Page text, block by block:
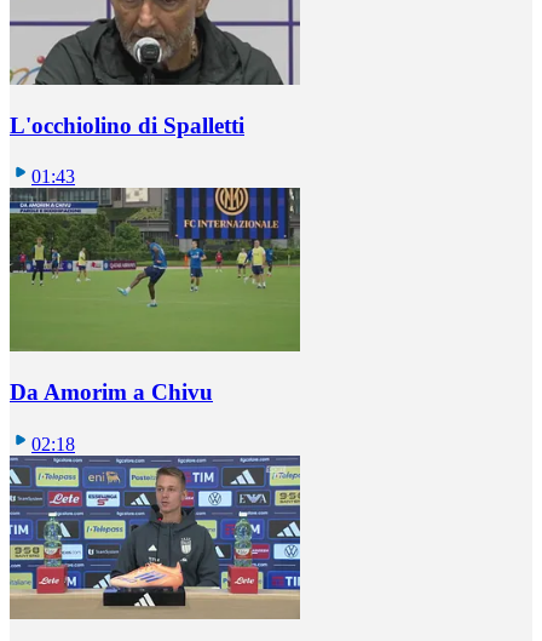
L'occhiolino di Spalletti
01:43
Da Amorim a Chivu
02:18